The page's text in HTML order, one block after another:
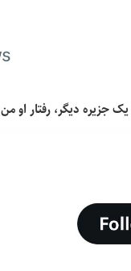
جزیره دیگر، رفتار او